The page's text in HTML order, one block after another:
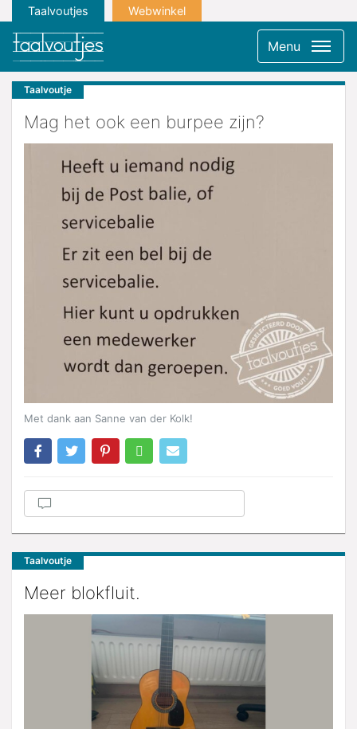
Taalvoutjes Webwinkel
Menu
Taalvoutje
Mag het ook een burpee zijn?
Met dank aan Sanne van der Kolk!
Taalvoutje
Meer blokfluit.